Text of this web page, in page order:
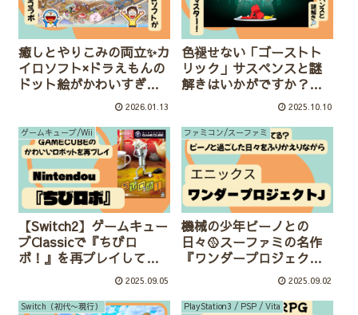
癒しとやりこみの両立✨カ
イロソフト×ドラえもんの
ドット絵がかわいすぎる
『ドラえもんのどら焼き
2026.01.13
色褪せない「ゴーストト
リック」サスペンスと謎
解きはいかがですか？多
機種でリマスター！2025.10.10
ゲームキューブ/Wii
【Switch2】ゲームキュー
ブClassicで『ちびロ
ボ！』を再プレイしてみ
2025.09.05
ファミコン/スーファミ
機械の少年ピーノとの
日々🥎スーファミの名作
『ワンダープロジェクト
J』ふりかえり改めてリメ
イクしてほしい作品だっ
た。
2025.09.02
Switch（初代〜現行） PlayStation3 / PSP / Vita